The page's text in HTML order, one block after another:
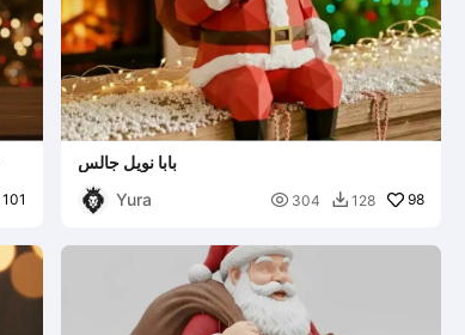
101
بابا نويل جالس
Yura
 304  128 98